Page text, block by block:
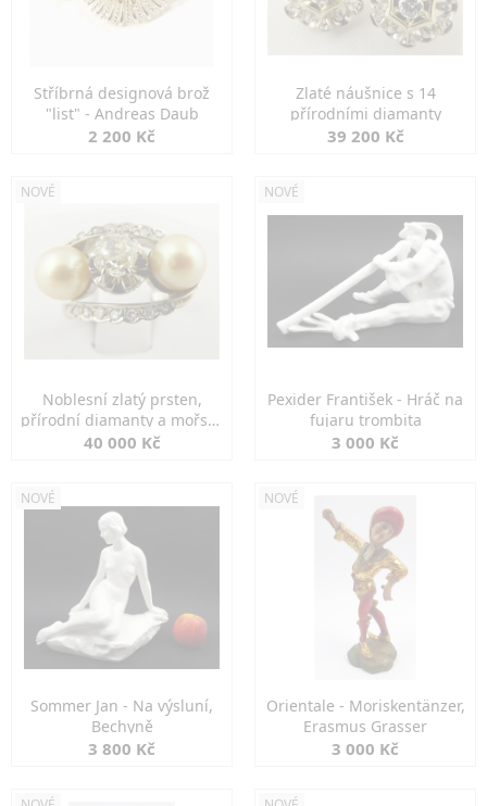
Stříbrná designová brož
"list" - Andreas Daub
2 200 Kč
Zlaté náušnice s 14
přírodními diamanty
39 200 Kč
NOVÉ
Noblesní zlatý prsten,
přírodní diamanty a mořské
perly
40 000 Kč
NOVÉ
Pexider František - Hráč na
fujaru trombita
3 000 Kč
NOVÉ
Sommer Jan - Na výsluní,
Bechyně
3 800 Kč
NOVÉ
Orientale - Moriskentänzer,
Erasmus Grasser
3 000 Kč